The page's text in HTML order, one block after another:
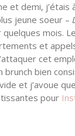
et demi, j’étais
jeune soeur –
quelques mois.
et
cet
brunch bien
et j’avoue
pour